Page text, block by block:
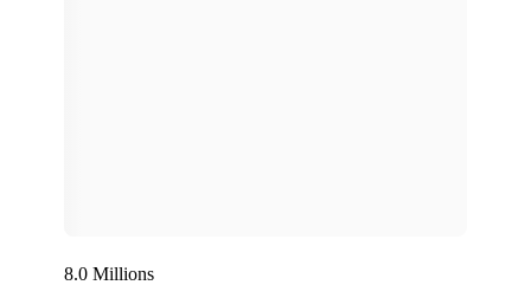
8.0 Millions